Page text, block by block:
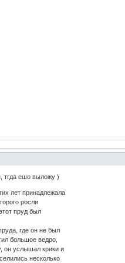
тгда ешо выложу )
лет принадлежала
росли
пруд был
где он не был
большое ведро,
он услышал крики и
несколько